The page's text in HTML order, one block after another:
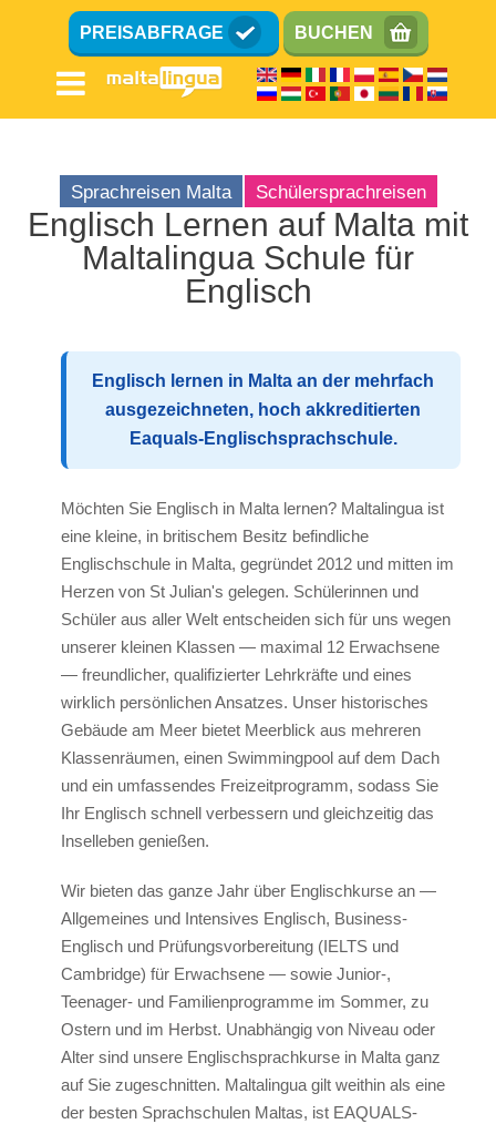
PREISABFRAGE BUCHEN
Sprachreisen Malta Schülersprachreisen
Englisch Sprachschule
Nationalitäten-Mix
Englisch unterrichten
Schulaktivitäten
das Team
Auszeichnungen
ST Star Awards
Anerkennungen und Akkreditierungen
Erasmus
Englischkurse
Unterkunft
Schulapartments (empfohlen)
Gastfamilie
Live mit Lehrer
Hotels
Hilton 5*
Marriott 5*
Argento 4*
Englisch Lernen auf Malta mit
Maltalingua Schule für
Englisch
Englisch lernen in Malta an der mehrfach
ausgezeichneten, hoch akkreditierten
Eaquals-Englischsprachschule.
Möchten Sie Englisch in Malta lernen? Maltalingua ist
eine kleine, in britischem Besitz befindliche
Englischschule in Malta, gegründet 2012 und mitten im
Herzen von St Julian's gelegen. Schülerinnen und
Schüler aus aller Welt entscheiden sich für uns wegen
unserer kleinen Klassen — maximal 12 Erwachsene
— freundlicher, qualifizierter Lehrkräfte und eines
wirklich persönlichen Ansatzes. Unser historisches
Gebäude am Meer bietet Meerblick aus mehreren
Klassenräumen, einen Swimmingpool auf dem Dach
und ein umfassendes Freizeitprogramm, sodass Sie
Ihr Englisch schnell verbessern und gleichzeitig das
Inselleben genießen.
Wir bieten das ganze Jahr über Englischkurse an —
Allgemeines und Intensives Englisch, Business-
Englisch und Prüfungsvorbereitung (IELTS und
Cambridge) für Erwachsene — sowie Junior-,
Teenager- und Familienprogramme im Sommer, zu
Ostern und im Herbst. Unabhängig von Niveau oder
Alter sind unsere Englischsprachkurse in Malta ganz
auf Sie zugeschnitten. Maltalingua gilt weithin als eine
der besten Sprachschulen Maltas, ist EAQUALS-